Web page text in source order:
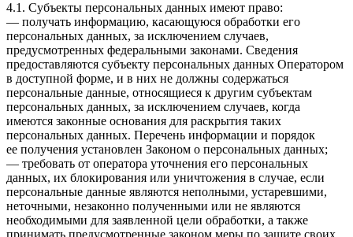
4.1. Субъекты персональных данных имеют право:
— получать информацию, касающуюся обработки его
персональных данных, за исключением случаев,
предусмотренных федеральными законами. Сведения
предоставляются субъекту персональных данных Оператором
в доступной форме, и в них не должны содержаться
персональные данные, относящиеся к другим субъектам
персональных данных, за исключением случаев, когда
имеются законные основания для раскрытия таких
персональных данных. Перечень информации и порядок
ее получения установлен Законом о персональных данных;
— требовать от оператора уточнения его персональных
данных, их блокирования или уничтожения в случае, если
персональные данные являются неполными, устаревшими,
неточными, незаконно полученными или не являются
необходимыми для заявленной цели обработки, а также